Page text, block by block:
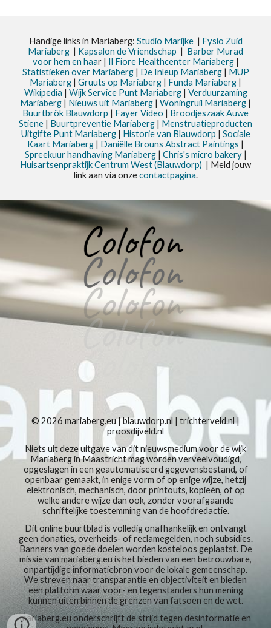
Handige links in Mariaberg: Studio Marijke | Fysio Zuid
Mariaberg | Kapsalon de Vriendschap | Barber Murad
voor hem en haar | Il Fiore Healthcenter Mariaberg|
Statistieken over Mariaberg| De Inleup Mariaberg| MUP
Mariaberg | Gruuts op Mariaberg | Funda Mariaberg |
Wikipedia | Wijk Service PuntMariaberg| Verduurzaming
Mariaberg | Nieuws uit Mariaberg | Woningruil Mariaberg |
Buurtbrök Blauwdorp | Fayer Video | Broodjeszaak Auwe
Stiene | Buurtpreventie Mariaberg | Menstruatieproducten
Uitgifte Punt Mariaberg| Historie van Blauwdorp | Sociale
Kaart Mariaberg | Daniëlle Brouns Abstract Paintings |
Spreekuur handhaving Mariaberg| Chris's micro bakery|
Huisartsenpraktijk Centrum West (Blauwdorp) | Meld jouw
link aan via onzecontactpagina.
© 2026 mariaberg.eu|blauwdorp.nl | trichterveld.nl|
proosdijveld.nl
Niets uit deze uitgave van dit nieuwsmedium voor de wijk
Mariaberg in Maastricht mag worden verveelvoudigd,
opgeslagen in een geautomatiseerd gegevensbestand, of
openbaar gemaakt, in enige vorm of op enige wijze, hetzij
elektronisch, mechanisch, door printouts, kopieën, of op
welke andere wijze dan ook, zonder voorafgaande
schriftelijke toestemming van de hoofdredactie.
Dit online buurtblad is volledig onafhankelijk en ontvangt
geen donaties, overheids- of reclamegelden, noch subsidies.
Banners van goede doelen worden kosteloos geplaatst. De
missie van mariaberg.eu is het bieden van een betrouwbare,
onpartijdige informatiebron voor de lokale gemeenschap.
We streven naar transparantie en objectiviteit en bieden
een platform waar voor- en tegenstanders hun mening
kunnen uiten binnen de grenzen van fatsoen en de wet.
mariaberg.euonderschrijft de strijd tegen desinformatie en